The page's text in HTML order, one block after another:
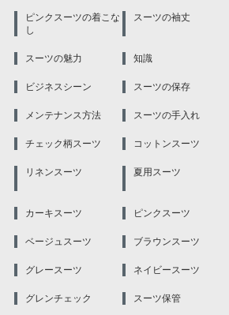
ピンクスーツの着こな
し
スーツの袖丈
スーツの魅力 知識
ビジネスシーン スーツの保存
メンテナンス方法 スーツの手入れ
チェック柄スーツ コットンスーツ
リネンスーツ 夏用スーツ
カーキスーツ ピンクスーツ
ベージュスーツ ブラウンスーツ
グレースーツ ネイビースーツ
グレンチェック スーツ保管